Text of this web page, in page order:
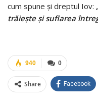
cum spune şi dreptul Iov:
trăieşte şi suflarea
0
940
Share Facebook